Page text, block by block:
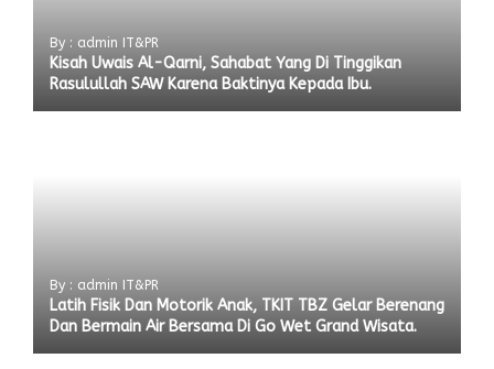
By : admin IT&PR
Kisah Uwais Al-Qarni, Sahabat Yang Di Tinggikan
Rasulullah SAW Karena Baktinya Kepada Ibu.
By : admin IT&PR
Latih Fisik Dan Motorik Anak, TKIT TBZ Gelar Berenang
Dan Bermain Air Bersama Di Go Wet Grand Wisata.